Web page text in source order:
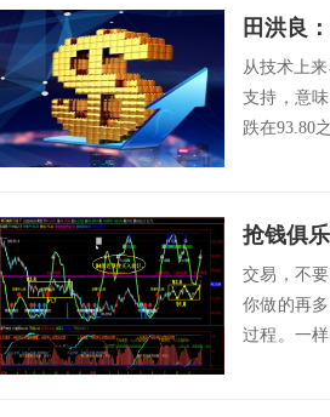
田洪良
从技术上
支持，意
跌在93.80
抢钱俱
交易，不
你做的再
过程。一